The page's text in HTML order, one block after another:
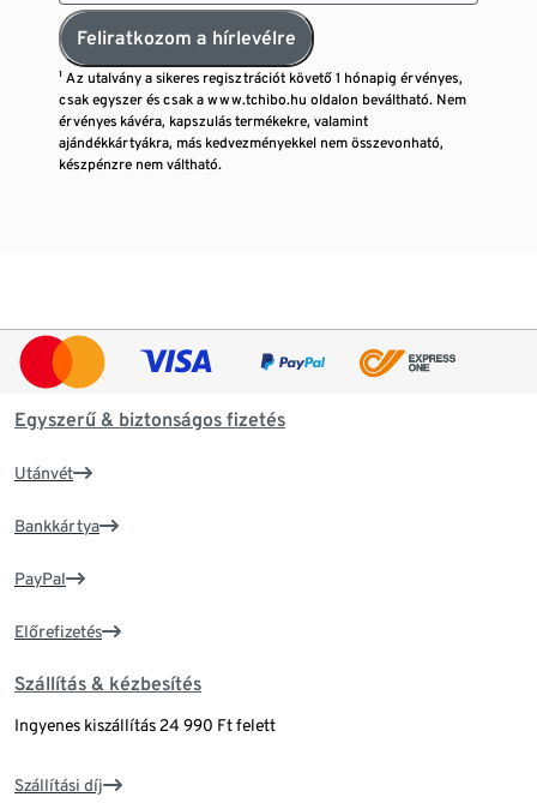
Feliratkozom a hírlevélre
¹ Az utalvány a sikeres regisztrációt követő 1 hónapig érvényes,
csak egyszer és csak a www.tchibo.hu oldalon beváltható. Nem
érvényes kávéra, kapszulás termékekre, valamint
ajándékkártyákra, más kedvezményekkel nem összevonható,
készpénzre nem váltható.
Egyszerű & biztonságos fizetés
Utánvét
Bankkártya
PayPal
Előrefizetés
Szállítás & kézbesítés
Ingyenes kiszállítás 24 990 Ft felett
Szállítási díj